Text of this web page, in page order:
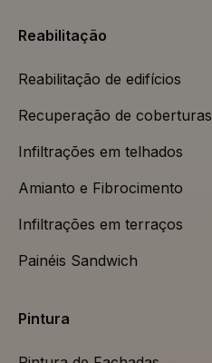
Reabilitação
Reabilitação de edifícios
Recuperação de coberturas
Infiltrações em telhados
Amianto e Fibrocimento
Infiltrações em terraços
Painéis Sandwich
Pintura